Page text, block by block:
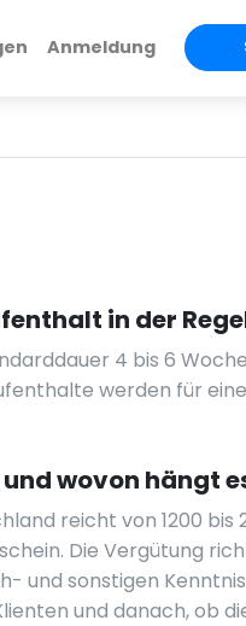
Anmeldung
in der
4 bis 6
werden für
wovon hängt
reicht von 1200 bis
Die Vergütung
und sonstigen
und danach, ob